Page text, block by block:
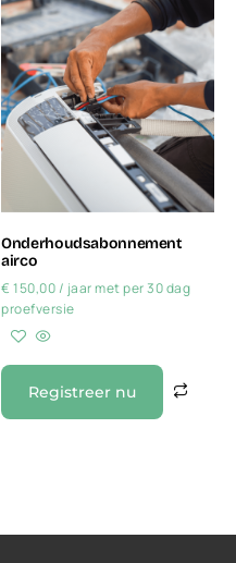
Onderhoudsabonnement
airco
€ 150,00 / jaar met per 30 dag
proefversie
Registreer nu